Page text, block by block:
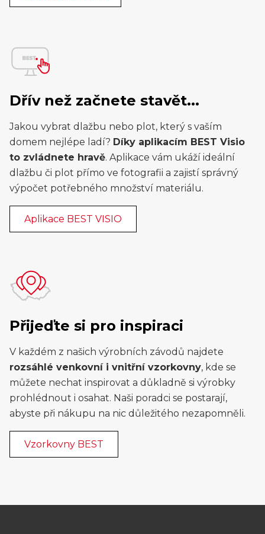
Dřív než začnete stavět...
Jakou vybrat dlažbu nebo plot, který s vaším
domem nejlépe ladí? Díky aplikacím BEST Visio
to zvládnete hravě. Aplikace vám ukáží ideální
dlažbu či plot přímo ve fotografii a zajistí správný
výpočet potřebného množství materiálu.
Aplikace BEST VISIO
Přijeďte si pro inspiraci
V každém z našich výrobních závodů najdete
rozsáhlé venkovní i vnitřní vzorkovny, kde se
můžete nechat inspirovat a důkladně si výrobky
prohlédnout i osahat. Naši poradci se postarají,
abyste při nákupu na nic důležitého nezapomněli.
Vzorkovny BEST